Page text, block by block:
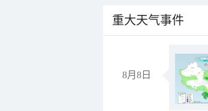
重大天气事件
8月8日